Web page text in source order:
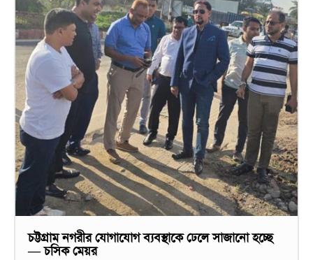
চট্টগ্রাম নগরীর যোগাযোগ ব্যবস্থাকে ঢেলে সাজানো হচ্ছে
— চসিক মেয়র